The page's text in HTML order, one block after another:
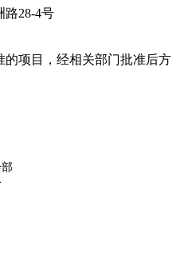
路28-4号
的项目，经相关部门批准后方